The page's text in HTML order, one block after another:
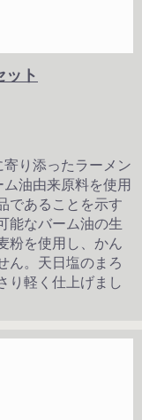
ット
り添ったラーメン
油由来原料を使用
であることを示す
能なバーム油の生
粉を使用し、かん
ん。天日塩のまろ
り軽く仕上げまし